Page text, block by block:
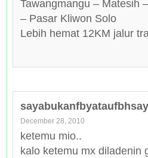
Tawangmangu – Matesih
– Pasar Kliwon Solo
Lebih hemat 12KM jalur
December 28, 2010
ketemu mio..
kalo ketemu mx diladenin